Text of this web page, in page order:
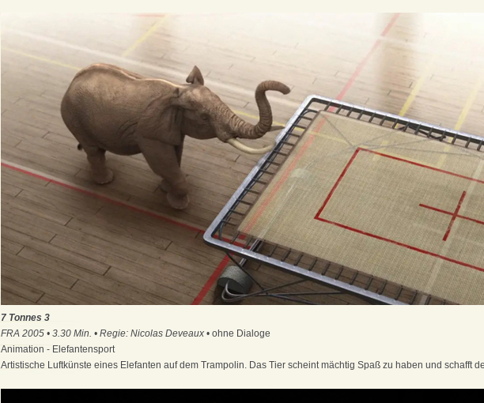
7 Tonnes 3
FRA 2005 • 3.30 Min. • Regie: Nicolas Deveaux • ohne Dialoge
Animation - Elefantensport
Artistische Luftkünste eines Elefanten auf dem Trampolin. Das Tier scheint mächtig Spaß zu haben und schafft